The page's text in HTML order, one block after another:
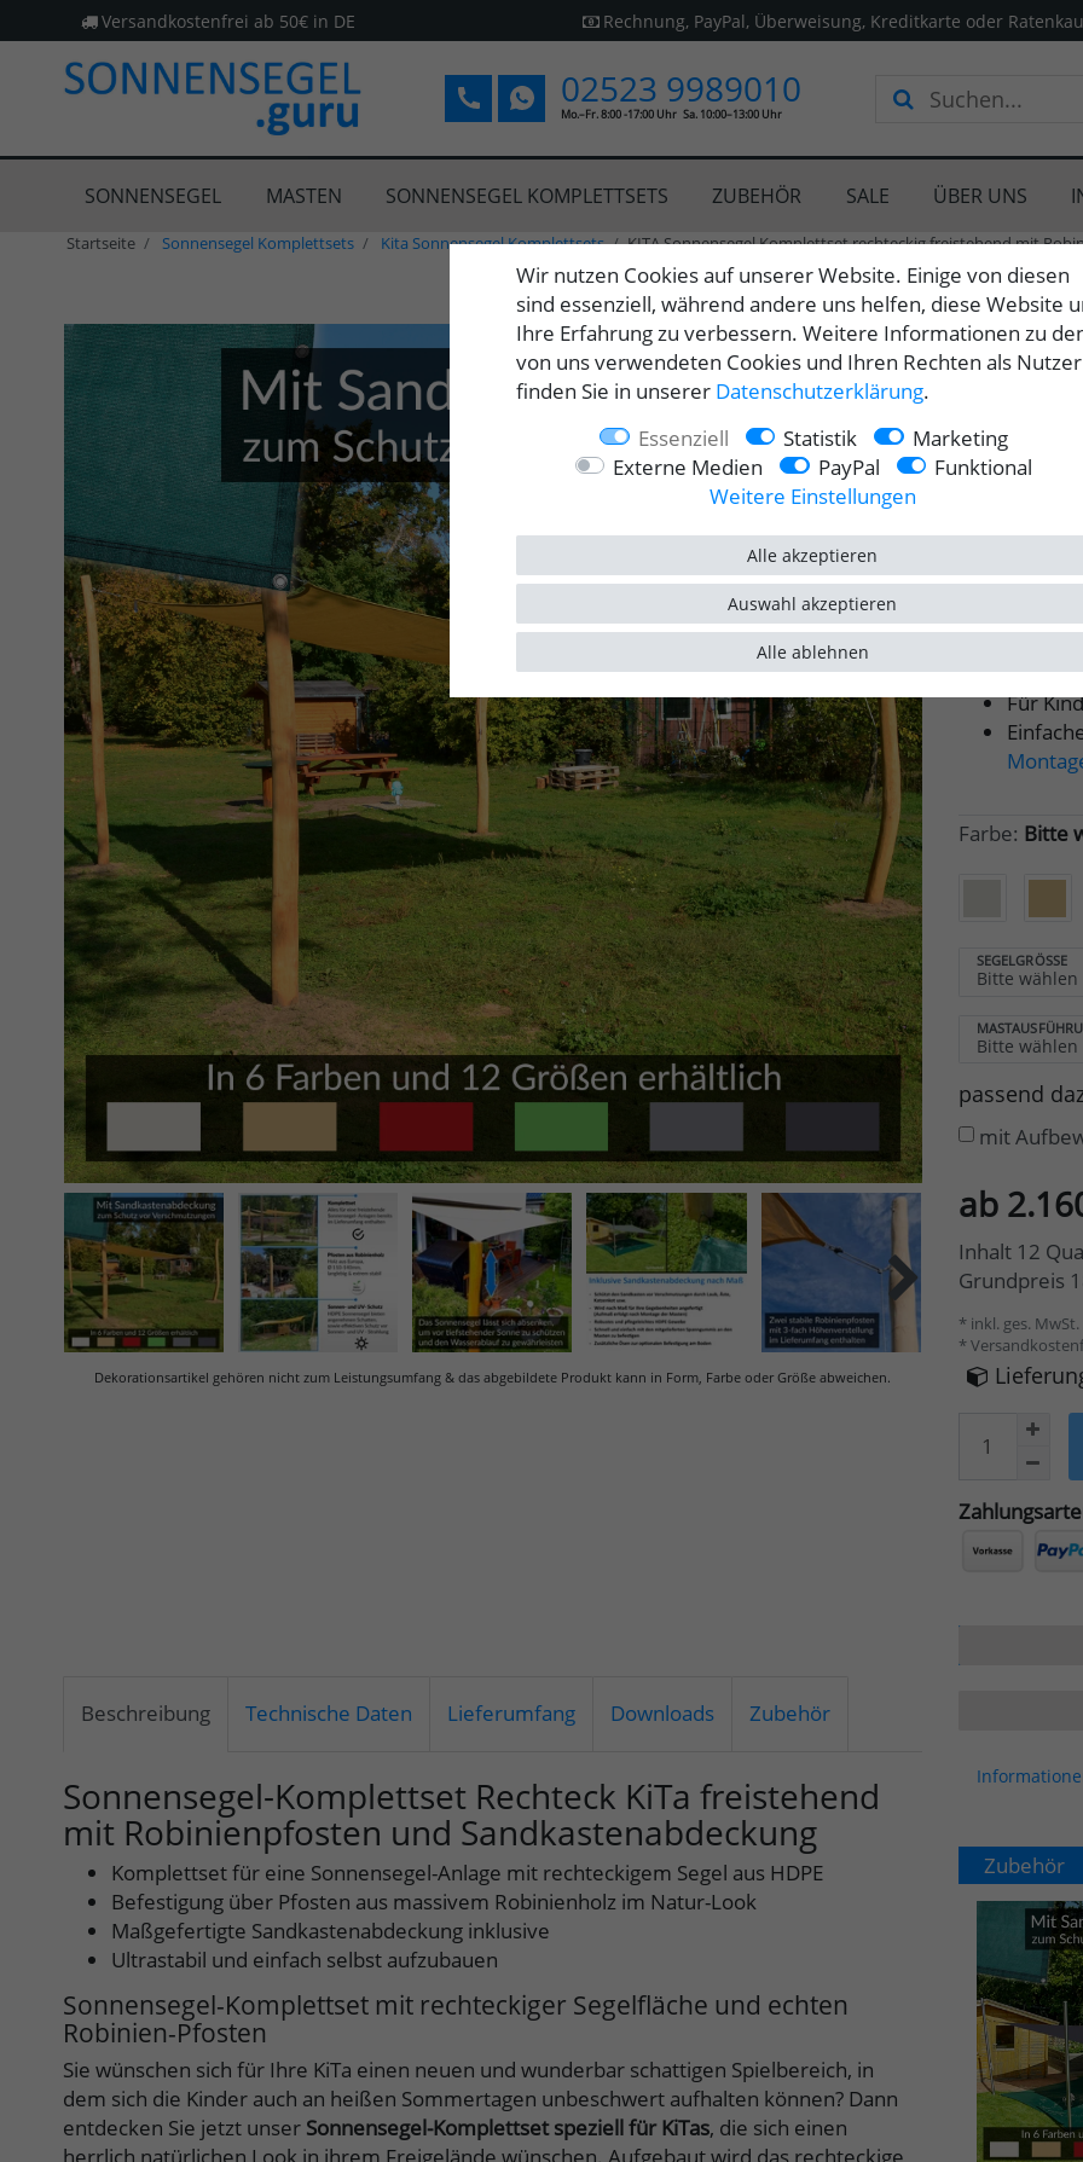
Versandkostenfrei ab 50€ in DE Rechnung, PayPal, Überweisung, Kreditkarte oder
02523 9989010
Mo.–Fr. 8:00 -17:00 Uhr Sa. 10:00–13:00 Uhr
SONNENSEGEL MASTEN SONNENSEGEL KOMPLETTSETS ZUBEHÖR SALE ÜBER UNS
Startseite Sonnensegel Komplettsets Kita Sonnensegel Komplettsets KITA Sonnensegel Komplettset rechteckig freistehend mit
Dekorationsartikel gehören nicht zum Leistungsumfang & das abgebildete Produkt kann in Form, Farbe oder Größe abweichen.
Toldoro
KITA
Alle
HDPE
Für
Farbe: Bitte
SEGELGRÖSSE
passend
mit
ab
Inhalt 12
Grundpreis
* inkl. ges. MwSt.
*
Beschreibung Technische Daten Lieferumfang Downloads Zubehör
Sonnensegel-Komplettset Rechteck KiTa freistehend
mit Robinienpfosten und Sandkastenabdeckung
Komplettset für eine Sonnensegel-Anlage mit rechteckigem Segel aus HDPE
Befestigung über Pfosten aus massivem Robinienholz im Natur-Look
Maßgefertigte Sandkastenabdeckung inklusive
Ultrastabil und einfach selbst aufzubauen
Sonnensegel-Komplettset mit rechteckiger Segelfläche und echten
Robinien-Pfosten
Sie wünschen sich für Ihre KiTa einen neuen und wunderbar schattigen Spielbereich, in
dem sich die Kinder auch an heißen Sommertagen unbeschwert aufhalten können? Dann
entdecken Sie jetzt unser Sonnensegel-Komplettset speziell für KiTas, die sich einen
herrlich natürlichen Look in ihrem Freigelände wünschen. Aufgebaut wird das rechteckige
Zubehör
Wir nutzen Cookies auf unserer Website. Einige von diesen
sind essenziell, während andere uns helfen, diese Website
Ihre Erfahrung zu verbessern. Weitere Informationen zu
von uns verwendeten Cookies und Ihren Rechten als Nutzer
finden Sie in unserer Daten­schutz­erklärung.
Essenziell
Statistik
Marketing
Externe Medien
PayPal
Funktional
Weitere Einstellungen
Alle akzeptieren
Alle ablehnen
Auswahl akzeptieren